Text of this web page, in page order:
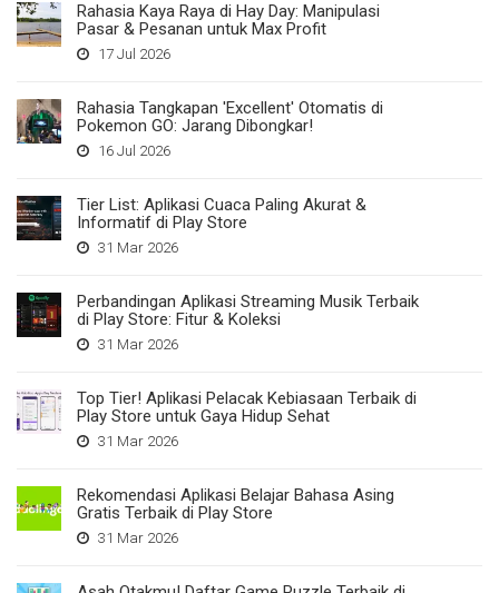
Rahasia Kaya Raya di Hay Day: Manipulasi
Pasar & Pesanan untuk Max Profit
17 Jul 2026
Rahasia Tangkapan 'Excellent' Otomatis di
Pokemon GO: Jarang Dibongkar!
16 Jul 2026
Tier List: Aplikasi Cuaca Paling Akurat &
Informatif di Play Store
31 Mar 2026
Perbandingan Aplikasi Streaming Musik Terbaik
di Play Store: Fitur & Koleksi
31 Mar 2026
Top Tier! Aplikasi Pelacak Kebiasaan Terbaik di
Play Store untuk Gaya Hidup Sehat
31 Mar 2026
Rekomendasi Aplikasi Belajar Bahasa Asing
Gratis Terbaik di Play Store
31 Mar 2026